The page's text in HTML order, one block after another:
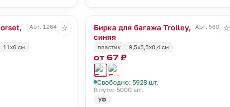
Арт. 12646.50
11х6 см
☆
Бирка для багажа Trolley,
синяя
Арт. 5603.40
пластик 9,5х5,5х0,4 см
от 67 ₽
Свободно: 5928 шт.
В пути: 5000 шт.
УФ
☆